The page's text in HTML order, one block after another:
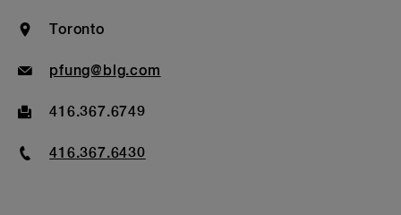
Location
Toronto
Emailpfung@blg.com
Fax416.367.6749
Phone416.367.6430